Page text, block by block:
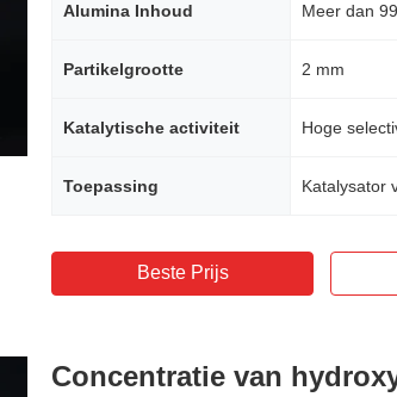
Alumina Inhoud Meer dan
Partikelgrootte 2 mm
Katalytische activiteit
Toepassing
Beste Prijs
Concentratie van